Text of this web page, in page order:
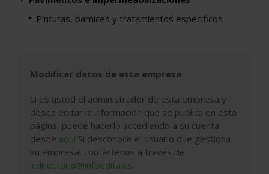
Pinturas, barnices y tratamientos específicos
Modificar datos de esta empresa
Si es usted el administrador de esta empresa y
desea editar la información que se publica en esta
página, puede hacerlo accediendo a su cuenta
desde aquí Si desconoce el usuario que gestiona
su empresa, contáctenos a través de
icdirectorio@infoedita.es.